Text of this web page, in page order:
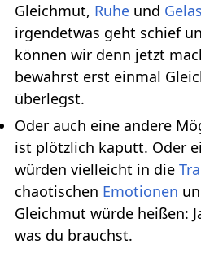
Gleichmut, Ruhe und
irgendetwas geht schief
können wir denn jetzt
bewahrst erst einmal
überlegst.
Oder auch eine andere
ist plötzlich kaputt. Oder
würden vielleicht in die
chaotischen Emotionen
Gleichmut würde heißen:
was du brauchst.